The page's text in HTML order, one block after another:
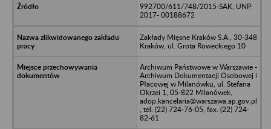
992700/611/748/2015-SAK, UNP:
2017- 00188672
Zakłady Mięsne Kraków S.A., 30-348
Kraków, ul. Grota Roweckiego 10
Archiwum Państwowe w Warszawie -
Archiwum Dokumentacji Osobowej i
Płacowej w Milanówku, ul. Stefana
Okrzei 1, 05-822 Milanówek,
adop.kancelaria@warszawa.ap.gov.pl
, tel. (22) 724-76-05, fax. (22) 724-
82-61